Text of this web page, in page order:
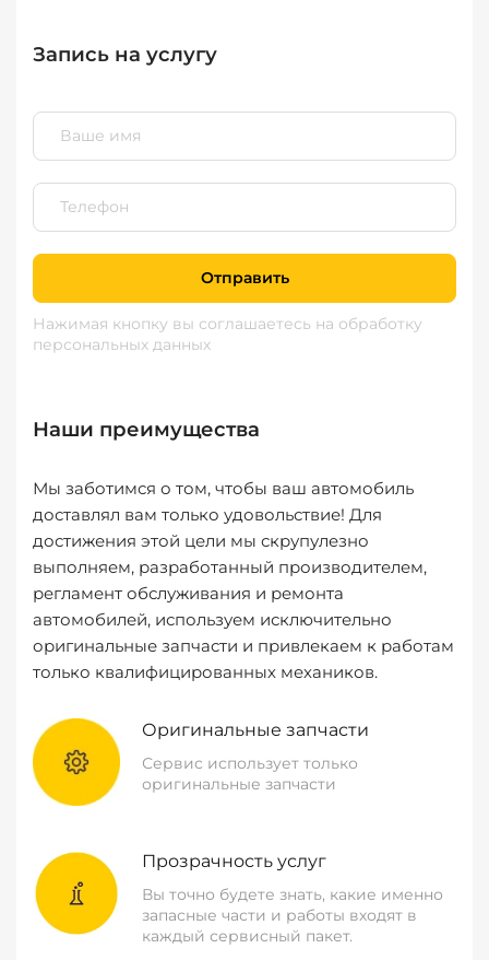
Запись на услугу
Отправить
Нажимая кнопку вы соглашаетесь на обработку
персональных данных
Наши преимущества
Мы заботимся о том, чтобы ваш автомобиль
доставлял вам только удовольствие! Для
достижения этой цели мы скрупулезно
выполняем, разработанный производителем,
регламент обслуживания и ремонта
автомобилей, используем исключительно
оригинальные запчасти и привлекаем к работам
только квалифицированных механиков.
Оригинальные запчасти
Сервис использует только
оригинальные запчасти
Прозрачность услуг
Вы точно будете знать, какие именно
запасные части и работы входят в
каждый сервисный пакет.